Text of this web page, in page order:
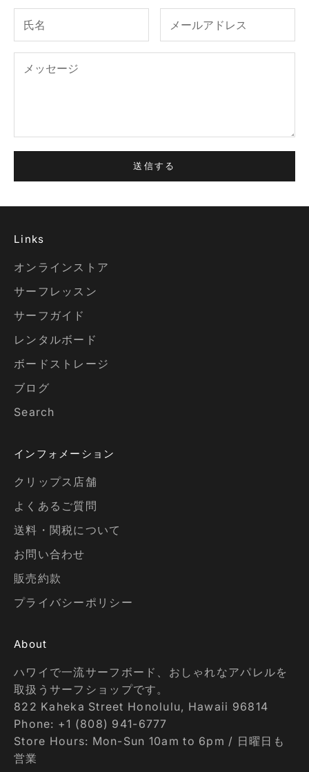
送信する
Links
オンラインストア
サーフレッスン
サーフガイド
レンタルボード
ボードストレージ
ブログ
Search
インフォメーション
クリップス店舗
よくあるご質問
送料・関税について
お問い合わせ
販売約款
プライバシーポリシー
About
ハワイで一流サーフボード、おしゃれなアパレルを
取扱うサーフショップです。
822 Kaheka Street Honolulu, Hawaii 96814
Phone: +1 (808) 941-6777
Store Hours: Mon-Sun 10am to 6pm / 日曜日も
営業